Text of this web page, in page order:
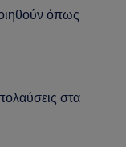
όπως
στα